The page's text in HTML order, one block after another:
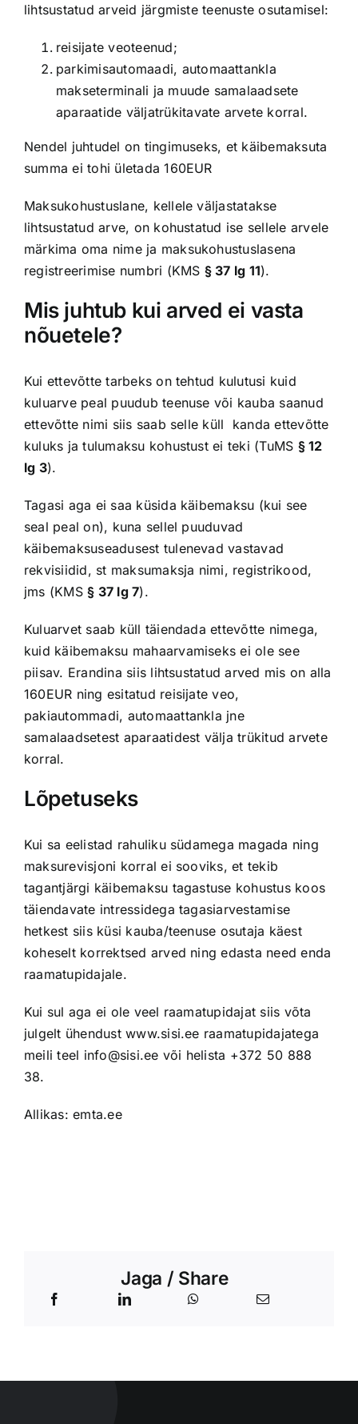
lihtsustatud arveid järgmiste teenuste osutamisel:
reisijate veoteenud;
parkimisautomaadi, automaattankla
makseterminali ja muude samalaadsete
aparaatide väljatrükitavate arvete korral.
Nendel juhtudel on tingimuseks, et käibemaksuta
summa ei tohi ületada 160EUR
Maksukohustuslane, kellele väljastatakse
lihtsustatud arve, on kohustatud ise sellele arvele
märkima oma nime ja maksukohustuslasena
registreerimise numbri (KMS § 37 lg 11).
Mis juhtub kui arved ei vasta
nõuetele?
Kui ettevõtte tarbeks on tehtud kulutusi kuid
kuluarve peal puudub teenuse või kauba saanud
ettevõtte nimi siis saab selle küll kanda ettevõtte
kuluks ja tulumaksu kohustust ei teki (TuMS § 12
lg 3).
Tagasi aga ei saa küsida käibemaksu (kui see
seal peal on), kuna sellel puuduvad
käibemaksuseadusest tulenevad vastavad
rekvisiidid, st maksumaksja nimi, registrikood,
jms (KMS§ 37 lg 7).
Kuluarvet saab küll täiendada ettevõtte nimega,
kuid käibemaksu mahaarvamiseks ei ole see
piisav. Erandina siis lihtsustatud arved mis on alla
160EUR ning esitatud reisijate veo,
pakiautommadi, automaattankla jne
samalaadsetest aparaatidest välja trükitud arvete
korral.
Lõpetuseks
Kui sa eelistad rahuliku südamega magada ning
maksurevisjoni korral ei sooviks, et tekib
tagantjärgi käibemaksu tagastuse kohustus koos
täiendavate intressidega tagasiarvestamise
hetkest siis küsi kauba/teenuse osutaja käest
koheselt korrektsed arved ning edasta need enda
raamatupidajale.
Kui sul aga ei ole veel raamatupidajat siis võta
julgelt ühendustwww.sisi.ee raamatupidajatega
meili teel info@sisi.ee või helista +372 50 888
38.
Allikas: emta.ee
Jaga / Share